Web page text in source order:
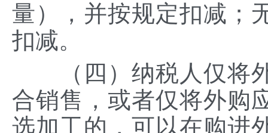
量），并按规定扣减；
扣减。
（四）纳税人仅将外
合销售，或者仅将外购
选加工的，可以在购进